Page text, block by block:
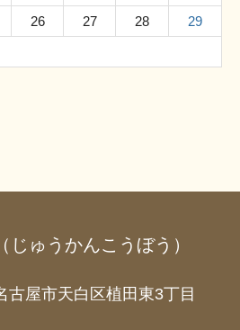
26 27 28
29
じゅうかんこうぼう）
古屋市天白区植田東3丁目